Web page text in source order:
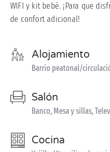
WIFI y kit bebé. ¡Para que
de confort adicional!
Alojamiento
Barrio peatonal/
Salón
Banco, Mesa y sillas,
Cocina